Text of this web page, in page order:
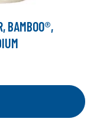
BAMBOO®,